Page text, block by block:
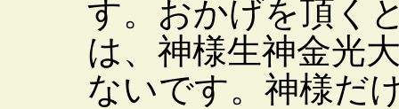
す。おかげを頂く
は、神様生神金光
ないです。神様だ